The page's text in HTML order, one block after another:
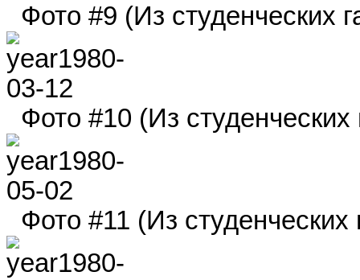
Фото #9 (Из студенческих
Фото #10 (Из студенческих
Фото #11 (Из студенческих